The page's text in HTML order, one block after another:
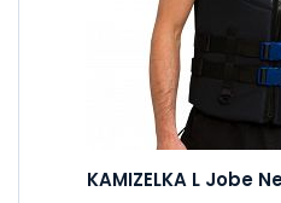
KAMIZELKA L Jobe